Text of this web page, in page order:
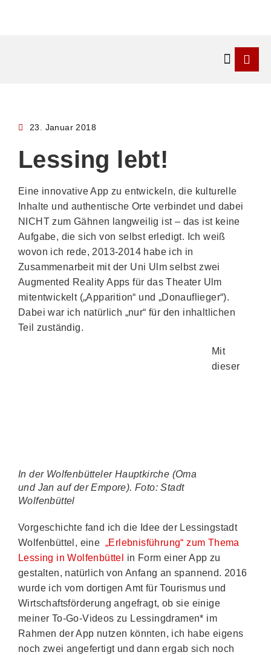
23. Januar 2018
Lessing lebt!
Eine innovative App zu entwickeln, die kulturelle
Inhalte und authentische Orte verbindet und dabei
NICHT zum Gähnen langweilig ist – das ist keine
Aufgabe, die sich von selbst erledigt. Ich weiß
wovon ich rede, 2013-2014 habe ich in
Zusammenarbeit mit der Uni Ulm selbst zwei
Augmented Reality Apps für das Theater Ulm
mitentwickelt („Apparition“ und „Donauflieger“).
Dabei war ich natürlich „nur“ für den inhaltlichen
Teil zuständig.
In der Wolfenbütteler Hauptkirche (Oma
und Jan auf der Empore). Foto: Stadt
Wolfenbüttel
Mit
dieser
Vorgeschichte fand ich die Idee der Lessingstadt
Wolfenbüttel, eine „Erlebnisführung“ zum Thema
Lessing in Wolfenbüttel
in Form einer App zu
gestalten, natürlich von Anfang an spannend. 2016
wurde ich vom dortigen Amt für Tourismus und
Wirtschaftsförderung angefragt, ob sie einige
meiner To-Go-Videos zu Lessingdramen* im
Rahmen der App nutzen könnten, ich habe eigens
noch zwei angefertigt und dann ergab sich noch